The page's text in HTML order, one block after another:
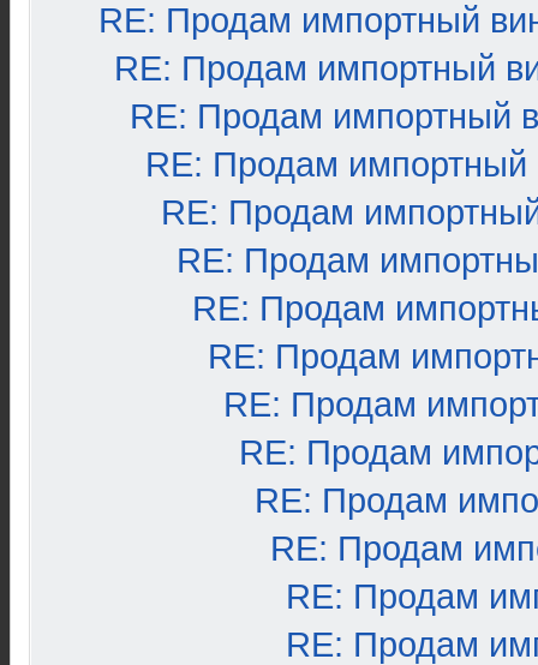
RE: Продам импортный
RE: Продам импортный
RE: Продам импортный
RE: Продам импортный
RE: Продам
RE: Продам
RE: Продам
RE: Продам
RE: Продам
RE: Продам
RE: Продам
RE: Продам
RE: Продам
RE: Продам